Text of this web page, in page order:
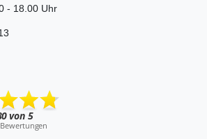
- 18.00 Uhr